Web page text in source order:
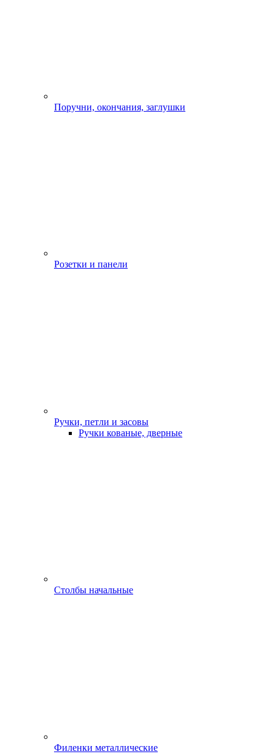
Поручни, окончания, заглушки
Розетки и панели
Ручки, петли и засовы
Ручки кованые, дверные
Столбы начальные
Филенки металлические